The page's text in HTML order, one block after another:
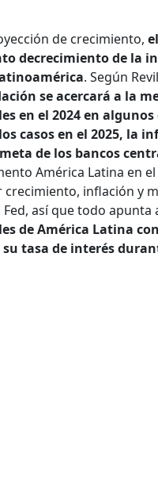
de crecimiento,
decrecimiento de la
. Según
se acercará a la
en el 2024 en algunos
casos en el 2025, la
de los bancos
América Latina en el
crecimiento, inflación y
así que todo apunta
de América Latina
tasa de interés